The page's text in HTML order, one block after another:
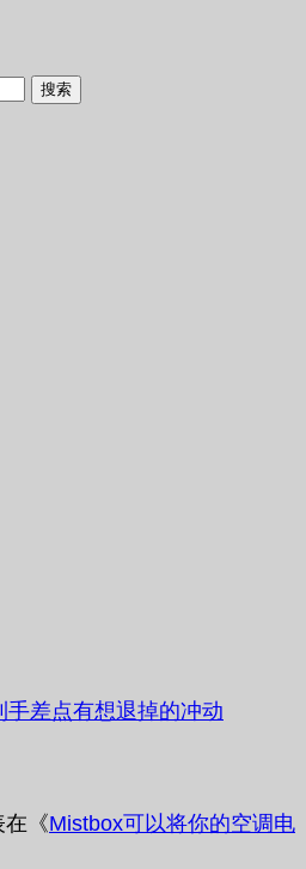
差点有想退掉的冲动
在《Mistbox可以将你的空调电